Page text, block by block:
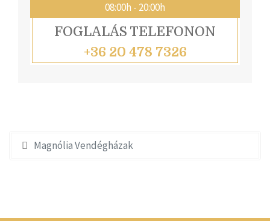
08:00h - 20:00h
FOGLALÁS TELEFONON
+36 20 478 7326
Magnólia Vendégházak